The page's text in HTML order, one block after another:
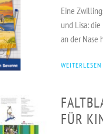
Eine
und Lisa:
an der Nase
WEITERLESEN
FÜR